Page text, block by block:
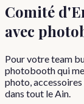
Comité
avec
Pour votre team
photobooth qui
photo,
dans tout le Ain.